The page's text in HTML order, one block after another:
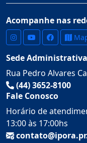
Acompanhe nas
Sede Administrativa
Rua Pedro Alvares
(44) 3652-8100
Fale Conosco
Horário de
13:00 às 17:00hs